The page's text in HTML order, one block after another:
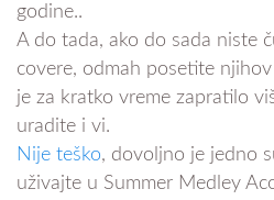
godine..
A do tada, ako do sada niste
covere, odmah posetite
je za kratko vreme zapratilo
uradite i vi.
Nije teško, dovoljno je jedno
uživajte u Summer Medley